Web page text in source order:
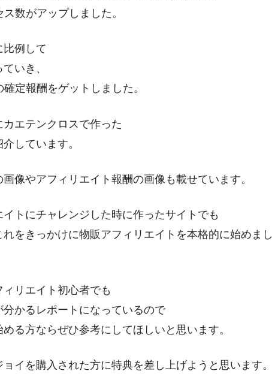
数がアップしました。
例して
いき、
定報酬をゲットしました。
エテンクロスで作った
しています。
像やアフィリエイト報酬の画像も載せています。
トにチャレンジした時に作ったサイトでも
をきっかけに物販アフィリエイトを本格的に始めまし
リエイト初心者でも
かるレポートになっているので
る方ならぜひ参考にしてほしいと思います。
イを購入された方に特典を差し上げようと思います。